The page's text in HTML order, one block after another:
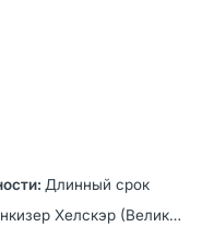
Длинный срок
Рекитт Бенкизер Хелскэр (Великобритания) Лимитед, Великобритания